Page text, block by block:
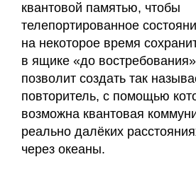
квантовой памятью, чтобы
телепортированное
на некоторое время
в ящике «до
позволит создать так
повторитель, с помощью
возможна квантовая
реально далёких
через океаны.